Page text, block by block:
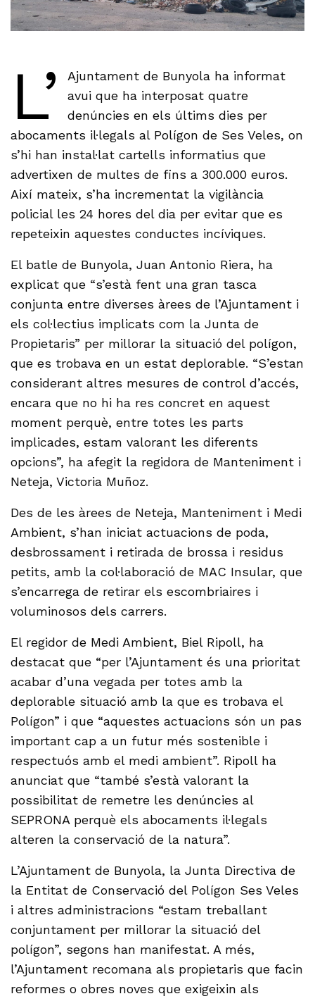
L’
Ajuntament de Bunyola ha informat
avui que ha interposat quatre
denúncies en els últims dies per
abocaments il·legals al Polígon de Ses Veles, on
s’hi han instal·lat cartells informatius que
advertixen de multes de fins a 300.000 euros.
Així mateix, s’ha incrementat la vigilància
policial les 24 hores del dia per evitar que es
repeteixin aquestes conductes incíviques.
El batle de Bunyola, Juan Antonio Riera, ha
explicat que “s’està fent una gran tasca
conjunta entre diverses àrees de l’Ajuntament i
els col·lectius implicats com la Junta de
Propietaris” per millorar la situació del polígon,
que es trobava en un estat deplorable. “S’estan
considerant altres mesures de control d’accés,
encara que no hi ha res concret en aquest
moment perquè, entre totes les parts
implicades, estam valorant les diferents
opcions”, ha afegit la regidora de Manteniment i
Neteja, Victoria Muñoz.
Des de les àrees de Neteja, Manteniment i Medi
Ambient, s’han iniciat actuacions de poda,
desbrossament i retirada de brossa i residus
petits, amb la col·laboració de MAC Insular, que
s’encarrega de retirar els escombriaires i
voluminosos dels carrers.
El regidor de Medi Ambient, Biel Ripoll, ha
destacat que “per l’Ajuntament és una prioritat
acabar d’una vegada per totes amb la
deplorable situació amb la que es trobava el
Polígon” i que “aquestes actuacions són un pas
important cap a un futur més sostenible i
respectuós amb el medi ambient”. Ripoll ha
anunciat que “també s’està valorant la
possibilitat de remetre les denúncies al
SEPRONA perquè els abocaments il·legals
alteren la conservació de la natura”.
L’Ajuntament de Bunyola, la Junta Directiva de
la Entitat de Conservació del Polígon Ses Veles
i altres administracions “estam treballant
conjuntament per millorar la situació del
polígon”, segons han manifestat. A més,
l’Ajuntament recomana als propietaris que facin
reformes o obres noves que exigeixin als